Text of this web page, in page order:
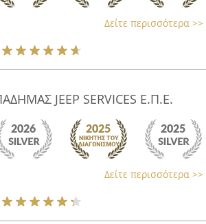
Δείτε περισσότερα >>
JEEP SERVICES Ε.Π.Ε.
Δείτε περισσότερα >>